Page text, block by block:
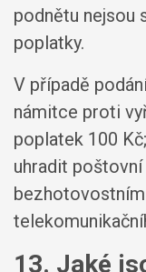
podnětu nejsou
poplatky.
V případě
námitce proti
poplatek 100
uhradit
13. Jaké